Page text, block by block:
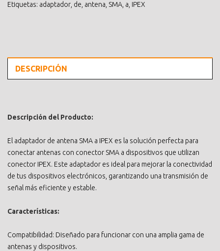
Etiquetas: adaptador de antena SMA a IPEX
DESCRIPCIÓN
Descripción del Producto:
El adaptador de antena SMA a IPEX es la solución perfecta para
conectar antenas con conector SMA a dispositivos que utilizan
conector IPEX. Este adaptador es ideal para mejorar la conectividad
de tus dispositivos electrónicos, garantizando una transmisión de
señal más eficiente y estable.
Características:
Compatibilidad: Diseñado para funcionar con una amplia gama de
antenas y dispositivos.